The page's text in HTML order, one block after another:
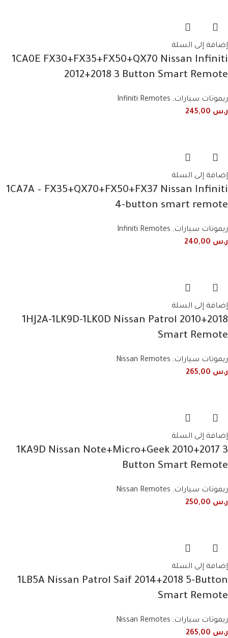
إضافة إلى السلة
1CA0E FX30+FX35+FX50+QX70 Nissan Infiniti
2012+2018 3 Button Smart Remote
ريموتات سيارات,
Infiniti Remotes
ر.س
إضافة إلى السلة
1CA7A – FX35+QX70+FX50+FX37 Nissan Infiniti
4-button smart remote
ريموتات سيارات,
Infiniti Remotes
ر.س
إضافة إلى السلة
1HJ2A-1LK9D-1LK0D Nissan Patrol 2010+2018
Smart Remote
ريموتات سيارات,
Nissan Remotes
ر.س
إضافة إلى السلة
1KA9D Nissan Note+Micro+Geek 2010+2017 3
Button Smart Remote
ريموتات سيارات,
Nissan Remotes
ر.س
إضافة إلى السلة
1LB5A Nissan Patrol Saif 2014+2018 5-Button
Smart Remote
ريموتات سيارات,
Nissan Remotes
ر.س